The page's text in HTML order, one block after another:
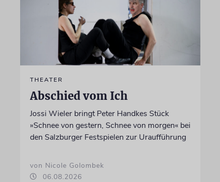
THEATER
Abschied vom Ich
Jossi Wieler bringt Peter Handkes Stück
»Schnee von gestern, Schnee von morgen« bei
den Salzburger Festspielen zur Uraufführung
von Nicole Golombek
06.08.2026